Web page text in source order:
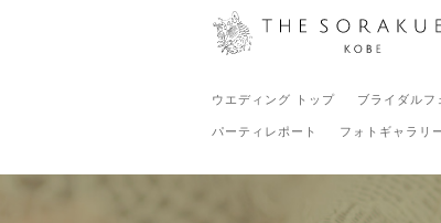
ウエディング トップ ブライダルフ
パーティレポート フォトギャラリ